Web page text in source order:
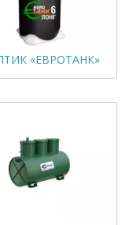
«ЕВРОТАНК»